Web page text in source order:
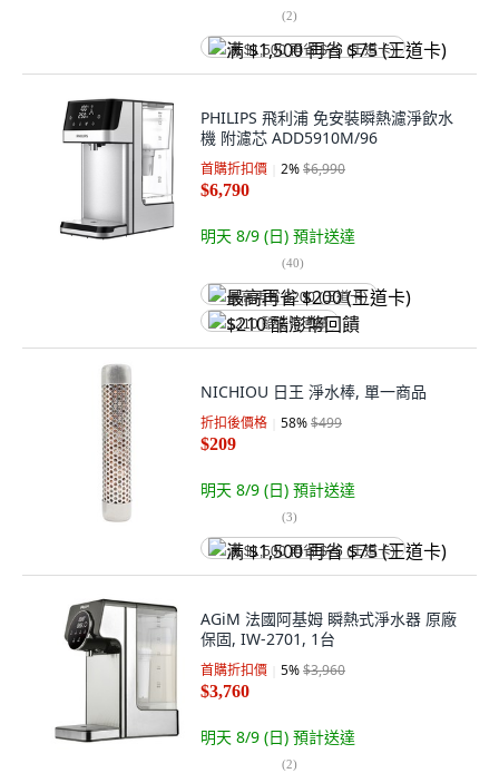
(2)
满 $1,500 再省 $75 (王道卡)
PHILIPS 飛利浦 免安裝瞬熱濾淨飲水
機 附濾芯 ADD5910M/96
首購折扣價 2%$6,990
$6,790
明天 8/9 (日) 預計送達
(40)
最高再省 $200 (王道卡)
$210 酷澎幣回饋
NICHIOU 日王 淨水棒, 單一商品
折扣後價格 58%$499
$209
明天 8/9 (日) 預計送達
(3)
满 $1,500 再省 $75 (王道卡)
AGiM 法國阿基姆 瞬熱式淨水器 原廠
保固, IW-2701, 1台
首購折扣價 5%$3,960
$3,760
明天 8/9 (日) 預計送達
(2)